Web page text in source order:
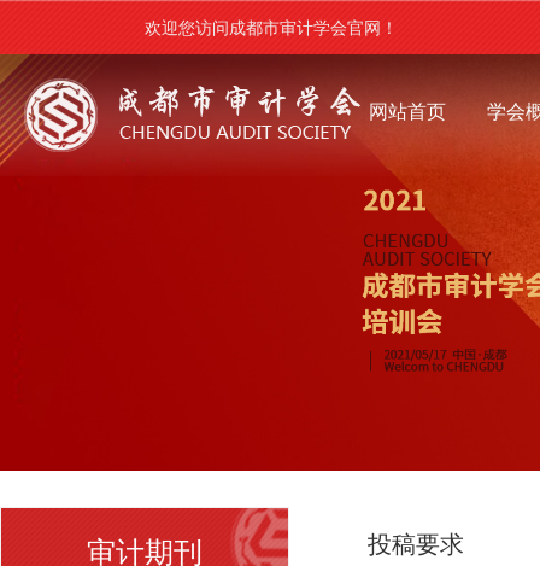
欢迎您访问成都市审计学会官网！
网站首页 学会
审计期刊 投稿要求